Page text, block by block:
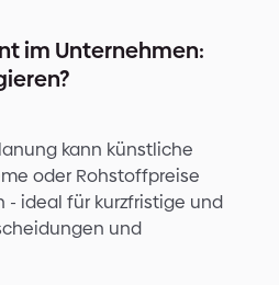
im Unternehmen:
kann künstliche
oder Rohstoffpreise
- ideal für kurzfristige und
und